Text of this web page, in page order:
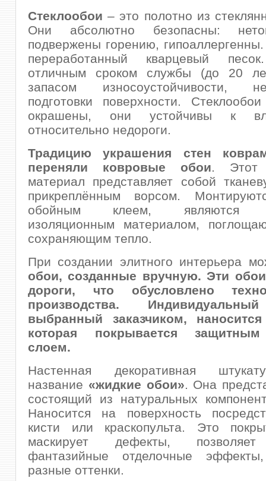
Стеклообои – это полотно из
Они абсолютно безопасны:
подвержены горению,
переработанный кварцевый
отличным сроком службы (до 20
запасом износоустойчивости,
подготовки поверхности.
окрашены, они устойчивы к
относительно недороги.
Традицию украшения стен
переняли ковровые обои. Этот
материал представляет собой
прикреплённым ворсом.
обойным клеем, являются
изоляционным материалом,
сохраняющим тепло.
При создании элитного интерьера
обои, созданные вручную.Эти
дороги, что обусловлено
производства.
выбранный заказчиком,
которая покрывается
слоем.
Настенная декоративная
название «жидкие обои». Она
состоящий из натуральных
Наносится на поверхность
кисти или краскопульта. Это
маскирует дефекты, позволяет
фантазийные отделочные
разные оттенки.